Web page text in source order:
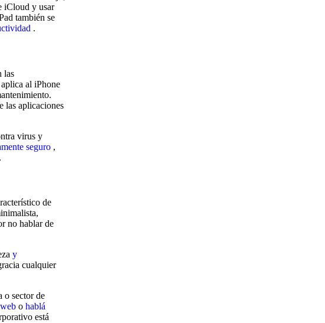
iCloud y usar
también se
.
las
al iPhone
las aplicaciones
virus y
seguro ,
de
no hablar de
y
cualquier
o sector de
o hablá
está